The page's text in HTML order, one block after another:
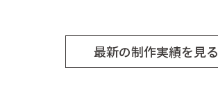
最新の制作実績を見る